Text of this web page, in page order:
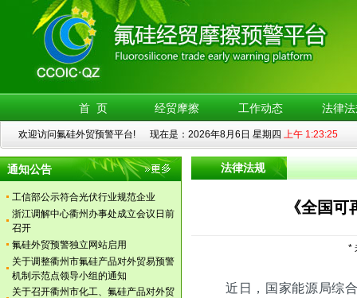
首 页 经贸摩擦 工作动态 法律
欢迎访问氟硅外贸预警平台! 现在是：2026年8月6日 星期四 上午 1:23:25
通知公告
关于调整衢州市氟硅产品对外贸易预警
机制示范点领导小组的通知
关于召开衢州市化工、氟硅产品对外贸
易预警点工作会议暨知识产权...
关于组织各预警点企业参加省商务厅法
关于召开衢州市化工、氟硅产品对外贸
易 预警点扩容企业信息员座谈...
关于召开衢州市氟硅预警点工作会议的
通知
关于召开衢州市氟硅产品对外贸易预警
点工作会议暨案例分析培训的...
工信部公示符合光伏行业规范企业
浙江调解中心衢州办事处成立会议日前
召开
氟硅外贸预警独立网站启用
关于调整衢州市氟硅产品对外贸易预警
机制示范点领导小组的通知
关于召开衢州市化工、氟硅产品对外贸
法律法规
《全国
*
近日，国家能源局综合